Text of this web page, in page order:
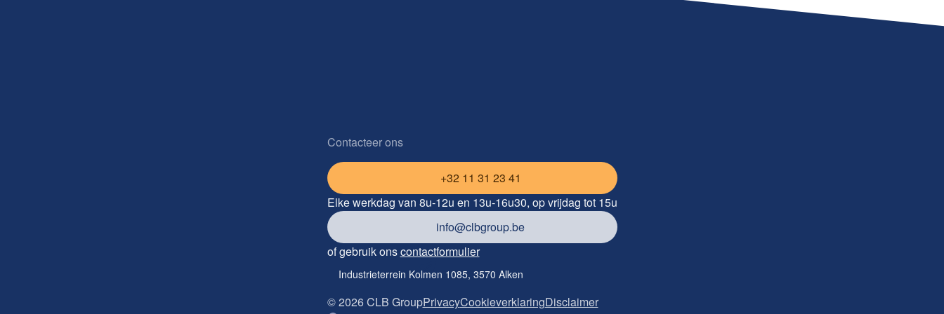
Contacteer ons
+32 11 31 23 41
Elke werkdag van 8u-12u en 13u-16u30, op vrijdag tot 15u
info@clbgroup.be
of gebruik onscontactformulier
Industrieterrein Kolmen 1085, 3570 Alken
©2026CLB GroupPrivacyCookieverklaringDisclaimer